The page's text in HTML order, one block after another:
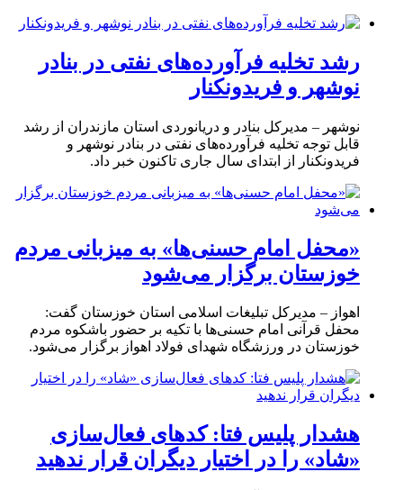
رشد تخلیه فرآورده‌های نفتی در بنادر
نوشهر و فریدونکنار
نوشهر – مدیرکل بنادر و دریانوردی استان مازندران از رشد
قابل توجه تخلیه فرآورده‌های نفتی در بنادر نوشهر و
فریدونکنار از ابتدای سال جاری تاکنون خبر داد.
«محفل امام حسنی‌ها» به میزبانی مردم
خوزستان برگزار می‌شود
اهواز – مدیرکل تبلیغات اسلامی استان خوزستان گفت:
محفل قرآنی امام حسنی‌ها با تکیه بر حضور باشکوه مردم
خوزستان در ورزشگاه شهدای فولاد اهواز برگزار می‌شود.
هشدار پلیس فتا: کدهای فعال‌سازی
«شاد» را در اختیار دیگران قرار ندهید